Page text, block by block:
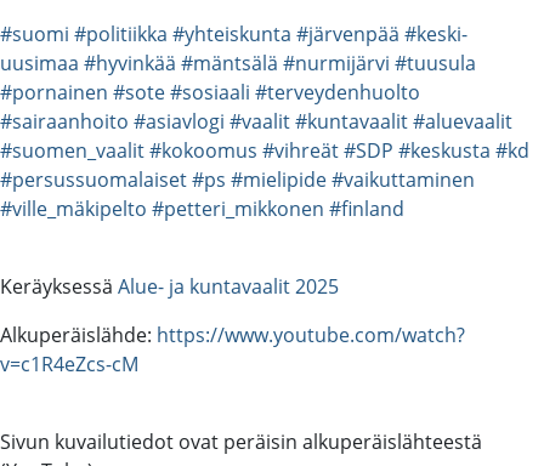
#suomi #politiikka #yhteiskunta #järvenpää #keski-
uusimaa #hyvinkää #mäntsälä #nurmijärvi #tuusula
#pornainen #sote#sosiaali #terveydenhuolto
#sairaanhoito #asiavlogi #vaalit#kuntavaalit#aluevaalit
#suomen_vaalit#kokoomus #vihreät#SDP #keskusta #kd
#persussuomalaiset#ps #mielipide#vaikuttaminen
#ville_mäkipelto #petteri_mikkonen #finland
Keräyksessä Alue- ja kuntavaalit 2025
Alkuperäislähde: https://www.youtube.com/watch?
v=c1R4eZcs-cM
Sivun kuvailutiedot ovat peräisin alkuperäislähteestä